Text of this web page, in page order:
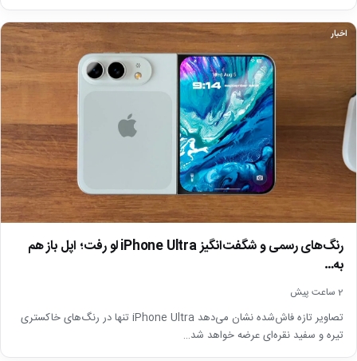
اخبار
رنگ‌های رسمی و شگفت‌انگیز iPhone Ultra لو رفت؛ اپل باز هم
به…
2 ساعت پیش
تصاویر تازه فاش‌شده نشان می‌دهد iPhone Ultra تنها در رنگ‌های خاکستری
تیره و سفید نقره‌ای عرضه خواهد شد…